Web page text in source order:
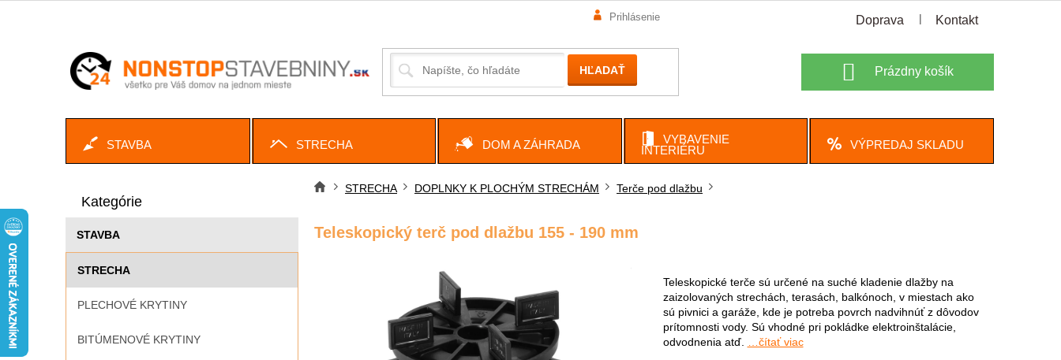
Doprava Kontakt
Prihlásenie
HĽADAŤ
Nákupný
košík
Prázdny košík
STAVBA STRECHA DOM A ZÁHRADA
VYBAVENIE
INTERIÉRU
VÝPREDAJ SKLADU
p
n
kategórie
Kategórie
STAVBA
STRECHA
PLECHOVÉ KRYTINY
BITÚMENOVÉ KRYTINY
STRECHA DOPLNKY K PLOCHÝM STRECHÁM Terče pod dlažbu
Teleskopický terč pod dlažbu 155 - 190 mm
Teleskopické terče sú určené na suché kladenie dlažby na
zaizolovaných strechách, terasách, balkónoch, v miestach ako
sú pivnici a garáže, kde je potreba povrch nadvihnúť z dôvodov
prítomnosti vody. Sú vhodné pri pokládke elektroinštalácie,
odvodnenia atď.
…čítať viac